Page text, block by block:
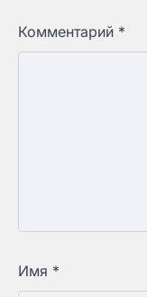
Комментарий *
Имя *